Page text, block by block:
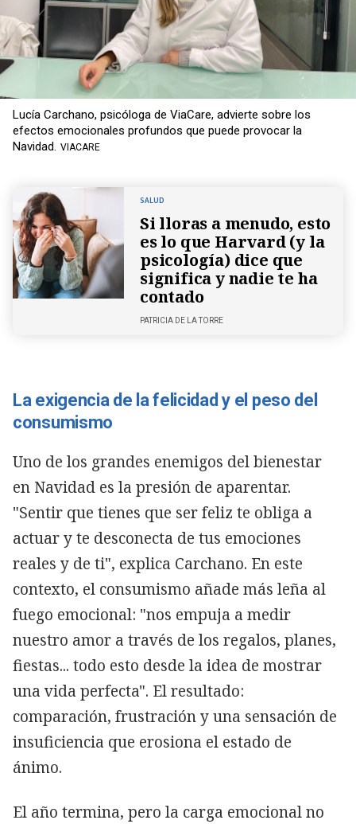
Lucía Carchano, psicóloga de ViaCare, advierte sobre los
efectos emocionales profundos que puede provocar la
Navidad. VIACARE
SALUD
Si lloras a menudo, esto
es lo que Harvard (y la
psicología) dice que
significa y nadie te ha
contado
PATRICIA DE LA TORRE
La exigencia de la felicidad y el peso del
consumismo
Uno de los grandes enemigos del bienestar
en Navidad es la presión de aparentar.
"Sentir que tienes que ser feliz te obliga a
actuar y te desconecta de tus emociones
reales y de ti", explica Carchano. En este
contexto, el consumismo añade más leña al
fuego emocional: "nos empuja a medir
nuestro amor a través de los regalos, planes,
fiestas... todo esto desde la idea de mostrar
una vida perfecta". El resultado:
comparación, frustración y una sensación de
insuficiencia que erosiona el estado de
ánimo.
El año termina, pero la carga emocional no